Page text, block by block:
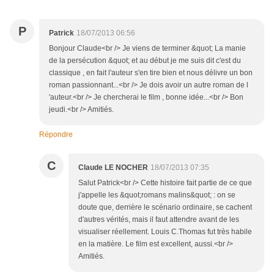
P Patrick 18/07/2013 06:56
Bonjour Claude<br /> Je viens de terminer &quot; La manie
de la persécution &quot; et au début je me suis dit c'est du
classique , en fait l'auteur s'en tire bien et nous délivre un bon
roman passionnant...<br /> Je dois avoir un autre roman de l
'auteur.<br /> Je chercherai le film , bonne idée...<br /> Bon
jeudi.<br /> Amitiés.
Répondre
C Claude LE NOCHER 18/07/2013 07:35
Salut Patrick<br /> Cette histoire fait partie de ce que
j'appelle les &quot;romans malins&quot; : on se
doute que, derrière le scénario ordinaire, se cachent
d'autres vérités, mais il faut attendre avant de les
visualiser réellement. Louis C.Thomas fut très habile
en la matière. Le film est excellent, aussi.<br />
Amitiés.